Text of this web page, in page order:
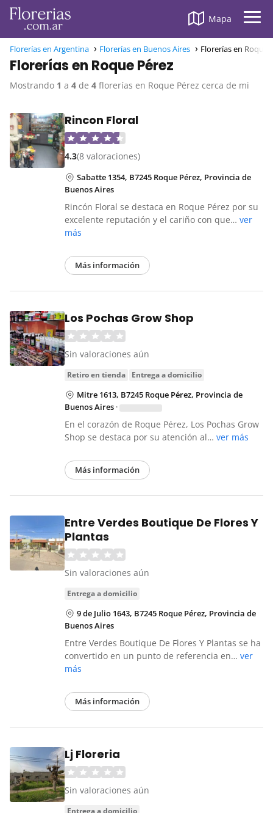
Mapa
Florerías en Argentina Florerías en Buenos Aires Florerías en Roque
Florerías en Roque Pérez
Mostrando 1 a 4 de 4 florerías en Roque Pérez cerca de mi
Rincon Floral
4.3(8 valoraciones)
Sabatte 1354, B7245 Roque Pérez, Provincia de
Buenos Aires
Rincón Floral se destaca en Roque Pérez por su
excelente reputación y el cariño con que… ver
más
Más información
Los Pochas Grow Shop
Sin valoraciones aún
retiro en tienda entrega a domicilio
Mitre 1613, B7245 Roque Pérez, Provincia de
Buenos Aires ·
En el corazón de Roque Pérez, Los Pochas Grow
Shop se destaca por su atención al… ver más
Más información
Entre Verdes Boutique De Flores Y
Plantas
Sin valoraciones aún
entrega a domicilio
9 de Julio 1643, B7245 Roque Pérez, Provincia de
Buenos Aires
Entre Verdes Boutique De Flores Y Plantas se ha
convertido en un punto de referencia en… ver
más
Más información
Lj Floreria
Sin valoraciones aún